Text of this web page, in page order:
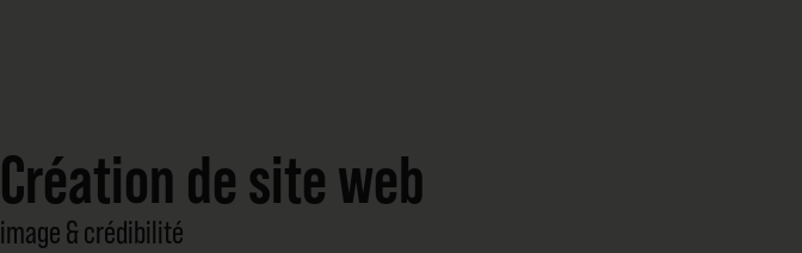
Création de site web
image & crédibilité